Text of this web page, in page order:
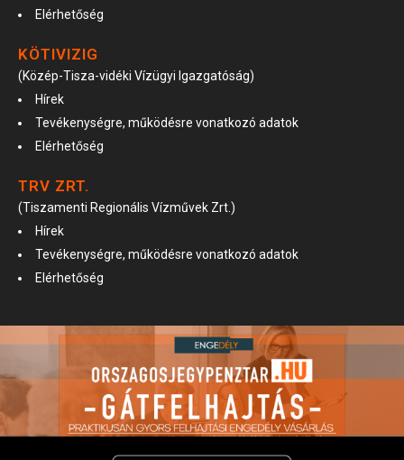
Elérhetőség
KÖTIVIZIG
(Közép-Tisza-vidéki Vízügyi Igazgatóság)
Hírek
Tevékenységre, működésre vonatkozó adatok
Elérhetőség
TRV ZRT.
(Tiszamenti Regionális Vízművek Zrt.)
Hírek
Tevékenységre, működésre vonatkozó adatok
Elérhetőség